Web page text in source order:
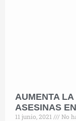
AUMENTA
ASESINAS
11 junio, 2021
No